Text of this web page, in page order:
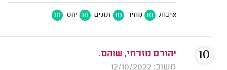
איכות 10 מחיר 10 זמנים 10 יחס 10
יהורם מזרחי, שוהם.
משוב: 12/10/2022
10